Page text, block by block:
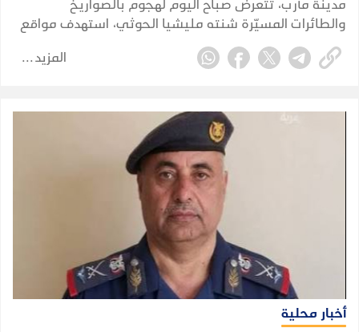
مدينة مأرب، تتعرض صباح اليوم لهجوم بالصواريخ
والطائرات المسيّرة شنته مليشيا الحوثي، استهدف مواقع
شمالي المدينة، وفق ما أكدته مصادر محلية.
المزيد
أخبار محلية